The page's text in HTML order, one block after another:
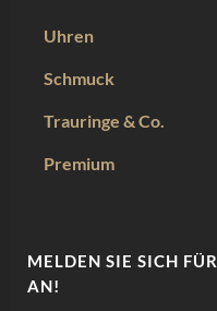
Uhren
Schmuck
Trauringe & Co.
Premium
MELDEN SIE SICH
AN!